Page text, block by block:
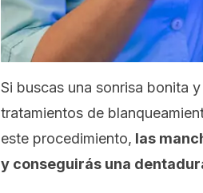
Si buscas una sonrisa bonita
tratamientos de
este procedimiento, las
y conseguirás una